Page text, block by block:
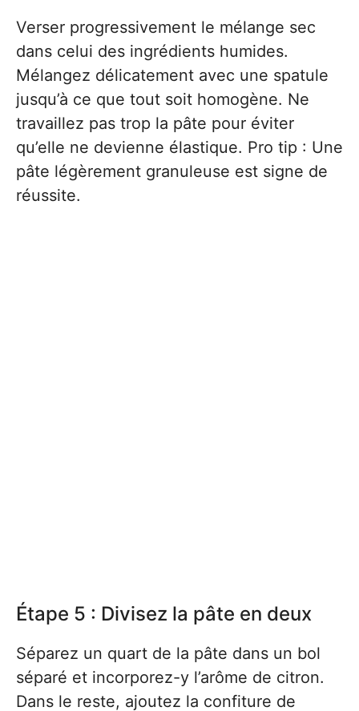
Verser progressivement le mélange sec
dans celui des ingrédients humides.
Mélangez délicatement avec une spatule
jusqu’à ce que tout soit homogène. Ne
travaillez pas trop la pâte pour éviter
qu’elle ne devienne élastique. Pro tip : Une
pâte légèrement granuleuse est signe de
réussite.
Étape 5 : Divisez la pâte en deux
Séparez un quart de la pâte dans un bol
séparé et incorporez-y l’arôme de citron.
Dans le reste, ajoutez la confiture de